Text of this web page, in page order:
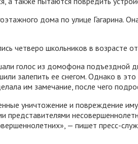
дома по улице Гагарина.
четверо школьников в
голос из домофона
залепить ее снегом. Однако в
им замечание, после чего
уничтожение и повреждение
— пишет пресс-